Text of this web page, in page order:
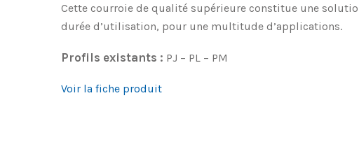
Cette courroie de qualité supérieure constitue une
durée d’utilisation, pour une multitude d’applications.
Profils existants : PJ – PL – PM
Voir la fiche produit